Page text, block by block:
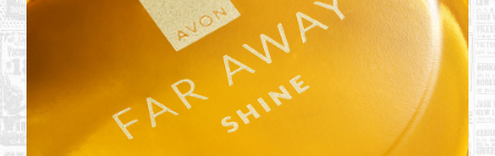
Zdravlje i medicina
Hobi i razonoda